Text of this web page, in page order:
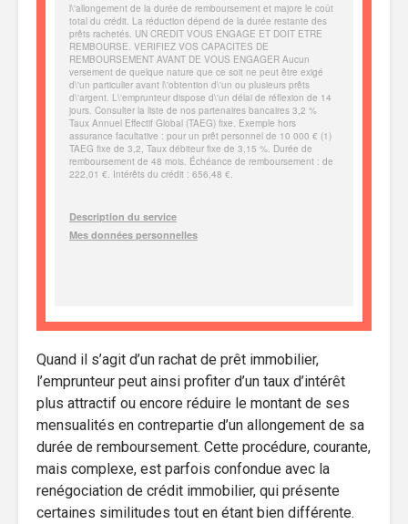
Quand il s’agit d’un rachat de prêt immobilier,
l’emprunteur peut ainsi profiter d’un taux d’intérêt
plus attractif ou encore réduire le montant de ses
mensualités en contrepartie d’un allongement de sa
durée de remboursement. Cette procédure, courante,
mais complexe, est parfois confondue avec la
renégociation de crédit immobilier, qui présente
certaines similitudes tout en étant bien différente.